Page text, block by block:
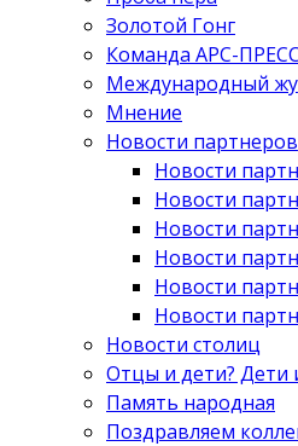
Золотой Гонг
Команда АРС-ПРЕСС
Международный
Мнение
Новости партнеров
Новости
Новости
Новости
Новости
Новости
Новости
Новости столиц
Отцы и дети? Дети
Память народная
Поздравляем